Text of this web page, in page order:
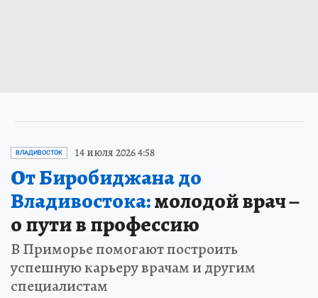
ВЛАДИВОСТОК 14 июля 2026 4:58
От Биробиджана до
Владивостока:молодой врач –
о пути в профессию
В Приморье помогают построить
успешную карьеру врачам и другим
специалистам